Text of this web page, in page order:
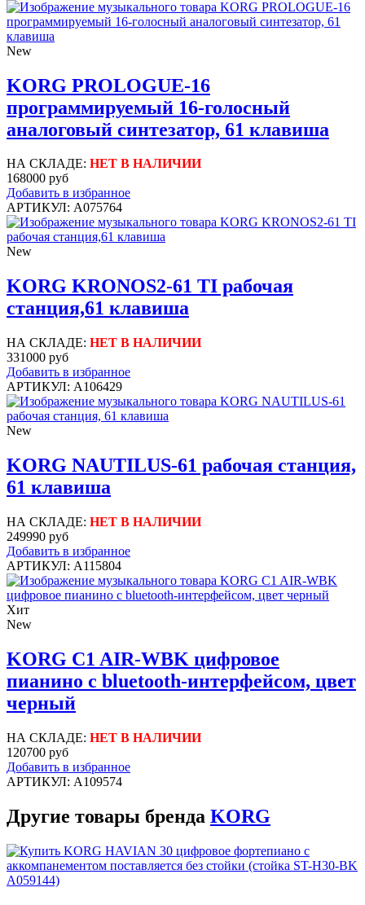
New
KORG PROLOGUE-16
программируемый 16-голосный
аналоговый синтезатор, 61 клавиша
НА СКЛАДЕ: НЕТ В НАЛИЧИИ
168000 руб
Добавить в избранное
АРТИКУЛ: A075764
New
KORG KRONOS2-61 TI рабочая
станция,61 клавиша
НА СКЛАДЕ: НЕТ В НАЛИЧИИ
331000 руб
Добавить в избранное
АРТИКУЛ: A106429
New
KORG NAUTILUS-61 рабочая станция,
61 клавиша
НА СКЛАДЕ: НЕТ В НАЛИЧИИ
249990 руб
Добавить в избранное
АРТИКУЛ: A115804
Хит
New
KORG C1 AIR-WBK цифровое
пианино c bluetooth-интерфейсом, цвет
черный
НА СКЛАДЕ: НЕТ В НАЛИЧИИ
120700 руб
Добавить в избранное
АРТИКУЛ: A109574
Другие товары бренда KORG